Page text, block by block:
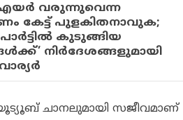
വരുന്നുവെന്ന
കേട്ട് പുളകിതനാവുക;
കുടുങ്ങിയ
നിര്‍ദേശങ്ങളുമായി
യൂട്യൂബ് ചാനലുമായി സജീവമാണ്